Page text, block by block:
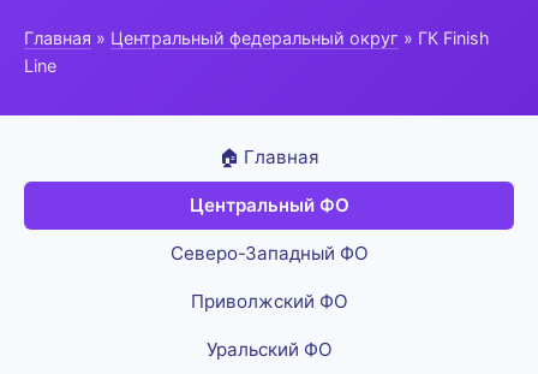
Главная » Центральный федеральный округ » ГК Finish
Line
🏠 Главная
Центральный ФО
Северо-Западный ФО
Приволжский ФО
Уральский ФО